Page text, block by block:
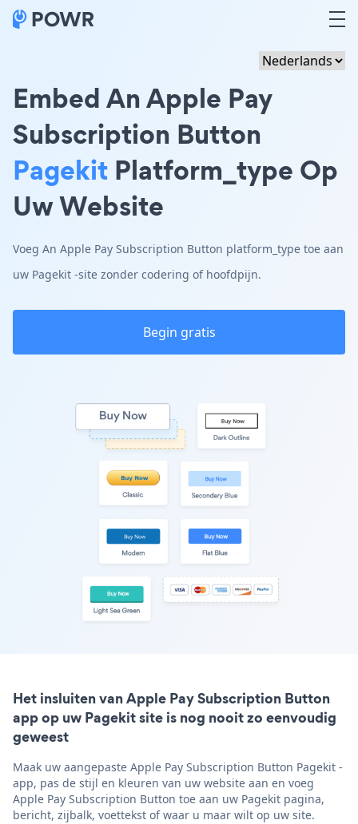
Embed An Apple Pay
Subscription Button
Pagekit Platform_type Op
Uw Website
Voeg An Apple Pay Subscription Button platform_type toe aan
uw Pagekit -site zonder codering of hoofdpijn.
Begin gratis
Het insluiten van Apple Pay Subscription Button
app op uw Pagekit site is nog nooit zo eenvoudig
geweest
Maak uw aangepaste Apple Pay Subscription Button Pagekit -
app, pas de stijl en kleuren van uw website aan en voeg
Apple Pay Subscription Button toe aan uw Pagekit pagina,
bericht, zijbalk, voettekst of waar u maar wilt op uw site.